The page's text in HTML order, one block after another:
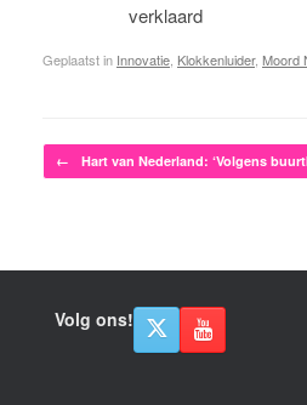
verklaard
Geplaatst in Innovatie, Klokkenluider, Moord
Bericht navigatie
← Hart van Nederland: ‘Volgens
Volg ons!